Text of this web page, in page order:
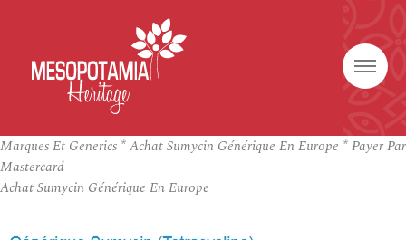
Marques Et Generics * Achat Sumycin Générique En Europe * Payer Par
Mastercard
Achat Sumycin Générique En Europe